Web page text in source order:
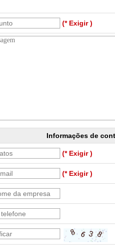
(* Exigir )
Informações de
(* Exigir )
(* Exigir )